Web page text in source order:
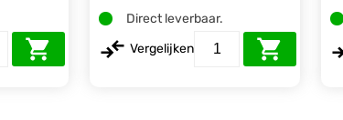
Direct leverbaar.
Vergelijken